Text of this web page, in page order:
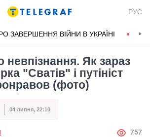
РУС
ЗАВЕРШЕННЯ ВІЙНИ В УКРАЇНІ
невпізнання. Як зараз
"Сватів" і путініст
(фото)
04 липня, 22:10
АВТОР
757